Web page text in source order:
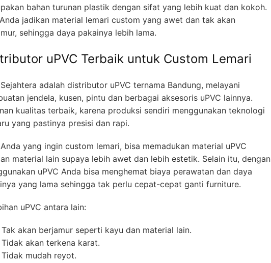
bahan turunan plastik dengan sifat yang lebih kuat dan kokoh.
jadikan material lemari custom yang awet dan tak akan
sehingga daya pakainya lebih lama.
uPVC Terbaik untuk Custom Lemari
adalah distributor uPVC ternama Bandung, melayani
jendela, kusen, pintu dan berbagai aksesoris uPVC lainnya.
kualitas terbaik, karena produksi sendiri menggunakan teknologi
yang pastinya presisi dan rapi.
yang ingin custom lemari, bisa memadukan material uPVC
material lain supaya lebih awet dan lebih estetik. Selain itu, dengan
uPVC Anda bisa menghemat biaya perawatan dan daya
yang lama sehingga tak perlu cepat-cepat ganti furniture.
uPVC antara lain:
Tak akan berjamur seperti kayu dan material lain.
Tidak akan terkena karat.
Tidak mudah reyot.